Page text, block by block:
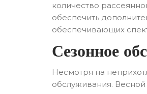
количество
обеспечить
обеспечивающих
Сезонное
Несмотря на
обслуживания.